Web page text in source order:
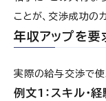
ことが、交渉成功の
年収アップを要
実際の給与交渉で使
例文1：スキル・